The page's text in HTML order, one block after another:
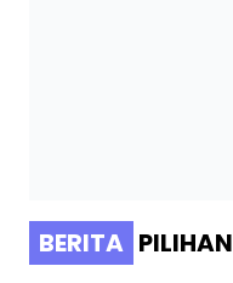
BERITA PILIHAN